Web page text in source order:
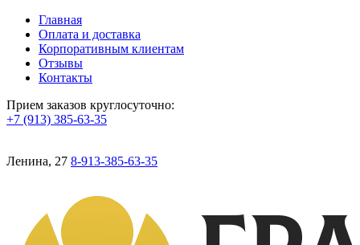
Главная
Оплата и доставка
Корпоративным клиентам
Отзывы
Контакты
Прием заказов круглосуточно:
+7 (913) 385-63-35
Ленина, 27 8-913-385-63-35